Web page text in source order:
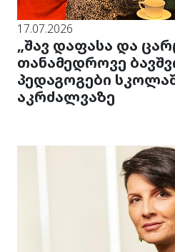
17.07.2026
„შავ დაფასა და
თანამედროვე
პედაგოგები
აკრძალვაზე